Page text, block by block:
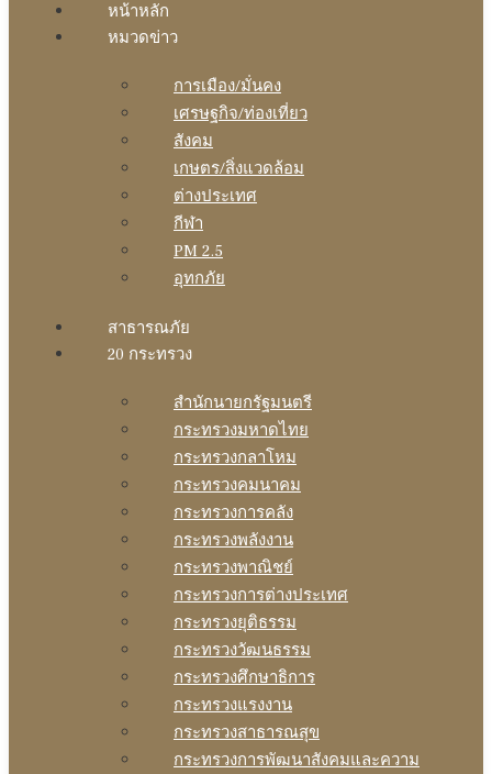
หน้าหลัก
หมวดข่าว
การเมือง/มั่นคง
เศรษฐกิจ/ท่องเที่ยว
สังคม
เกษตร/สิ่งแวดล้อม
ต่างประเทศ
กีฬา
PM 2.5
อุทกภัย
สาธารณภัย
20 กระทรวง
สํานักนายกรัฐมนตรี
กระทรวงมหาดไทย
กระทรวงกลาโหม
กระทรวงคมนาคม
กระทรวงการคลัง
กระทรวงพลังงาน
กระทรวงพาณิชย์
กระทรวงการต่างประเทศ
กระทรวงยุติธรรม
กระทรวงวัฒนธรรม
กระทรวงศึกษาธิการ
กระทรวงแรงงาน
กระทรวงสาธารณสุข
กระทรวงการพัฒนาสังคมและความ